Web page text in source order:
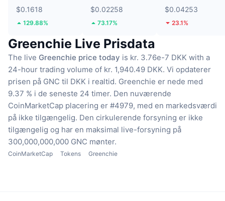
$0.1618
129.88%
$0.02258
73.17%
$0.04253
23.1%
Greenchie Live Prisdata
The live Greenchie price today is kr. 3.76e-7 DKK with a
24-hour trading volume of kr. 1,940.49 DKK. Vi opdaterer
prisen på GNC til DKK i realtid. Greenchie er nede med
9.37 % i de seneste 24 timer. Den nuværende
CoinMarketCap placering er #4979, med en markedsværdi
på ikke tilgængelig. Den cirkulerende forsyning er ikke
tilgængelig og har en maksimal live-forsyning på
300,000,000,000 GNC mønter.
CoinMarketCap Tokens Greenchie